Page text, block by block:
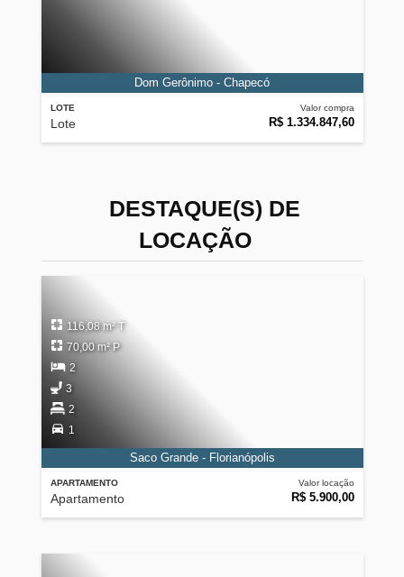
LOTE
Lote
Valor compra
R$ 1.334.847,60
Dom Gerônimo - Chapecó
DESTAQUE(S) DE
LOCAÇÃO
APARTAMENTO
Apartamento
Valor locação
R$ 5.900,00
116,08 m² T
70,00 m² P
2
3
2
1
Saco Grande - Florianópolis